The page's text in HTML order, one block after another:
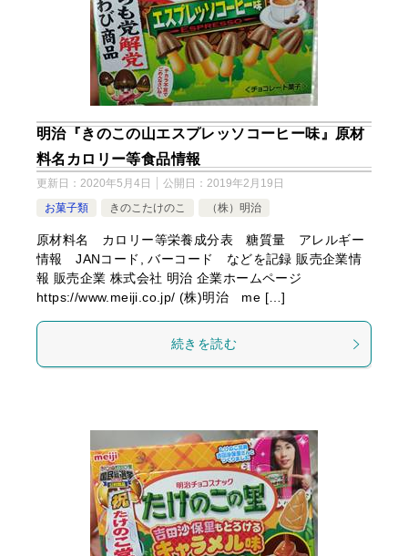
明治『きのこの山エスプレッソコーヒー味』原材
料名カロリー等食品情報
更新日： 2020年5月4日 公開日： 2019年2月19日
お菓子類
きのこたけのこ （株）明治
原材料名 カロリー等栄養成分表 糖質量 アレルギー
情報 JANコード, バーコード などを記録 販売企業情
報 販売企業 株式会社 明治 企業ホームページ
https://www.meiji.co.jp/ (株)明治 me […]
続きを読む